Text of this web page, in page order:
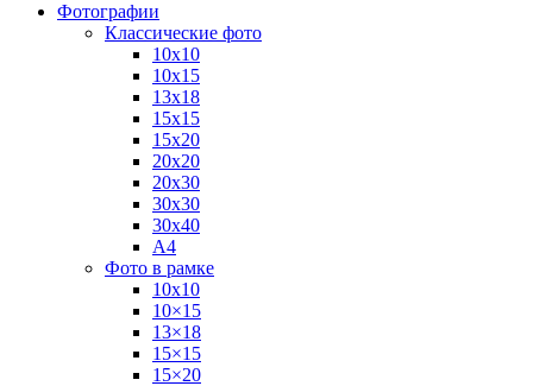
Фотографии
Классические фото
10х10
10х15
13х18
15х15
15х20
20х20
20х30
30х30
30х40
А4
Фото в рамке
10х10
10×15
13×18
15×15
15×20